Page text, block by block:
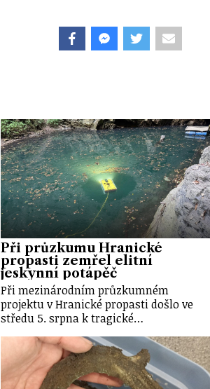
Při průzkumu Hranické
propasti zemřel elitní
jeskynní potápěč
Při mezinárodním průzkumném
projektu v Hranické propasti došlo ve
středu 5. srpna k tragické…